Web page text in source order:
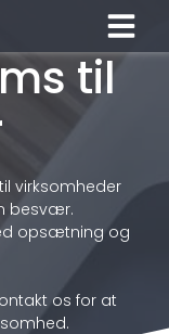
til
virksomheder
besvær.
opsætning og
os for at